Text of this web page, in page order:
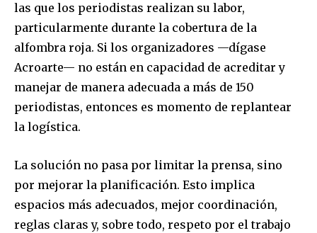
las que los periodistas realizan su labor,
particularmente durante la cobertura de la
alfombra roja. Si los organizadores —dígase
Acroarte— no están en capacidad de acreditar y
manejar de manera adecuada a más de 150
periodistas, entonces es momento de replantear
la logística.
La solución no pasa por limitar la prensa, sino
por mejorar la planificación. Esto implica
espacios más adecuados, mejor coordinación,
reglas claras y, sobre todo, respeto por el trabajo